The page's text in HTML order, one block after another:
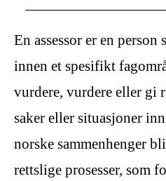
En assessor er en person
innen et spesifikt
vurdere, vurdere eller gi
saker eller situasjoner
norske sammenhenger
rettslige prosesser, som